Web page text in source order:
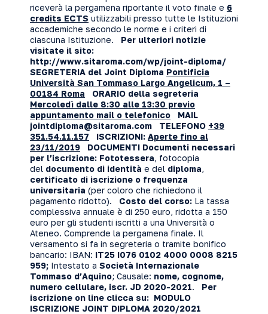
riceverà la pergamena riportante il voto finale e 6
credits ECTS utilizzabili presso tutte le Istituzioni
accademiche secondo le norme e i criteri di
ciascuna Istituzione. Per ulteriori notizie
visitate il sito:
http://www.sitaroma.com/wp/joint-diploma/
SEGRETERIA del Joint Diploma Pontificia
Università San Tommaso Largo Angelicum, 1 –
00184 Roma
ORARIO della segreteria
Mercoledì dalle 8:30 alle 13:30 previo
appuntamento mail o telefonico
MAIL
jointdiploma@sitaroma.com
TELEFONO +39
351.54.11.157
ISCRIZIONI: Aperte fino al
23/11/2019
DOCUMENTI Documenti necessari
per l’iscrizione: Fototessera, fotocopia
del documento di identità e del diploma,
certificato di iscrizione o frequenza
universitaria (per coloro che richiedono il
pagamento ridotto). Costo del corso: La tassa
complessiva annuale è di 250 euro, ridotta a 150
euro per gli studenti iscritti a una Università o
Ateneo. Comprende la pergamena finale. Il
versamento si fa in segreteria o tramite bonifico
bancario: IBAN: IT25 I076 0102 4000 0008 8215
959; Intestato a Società Internazionale
Tommaso d’Aquino; Causale: nome, cognome,
numero cellulare, iscr. JD 2020-2021. Per
iscrizione on line clicca su: MODULO
ISCRIZIONE JOINT DIPLOMA 2020/2021